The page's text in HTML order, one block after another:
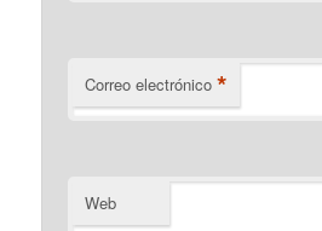
Correo electrónico *
Web